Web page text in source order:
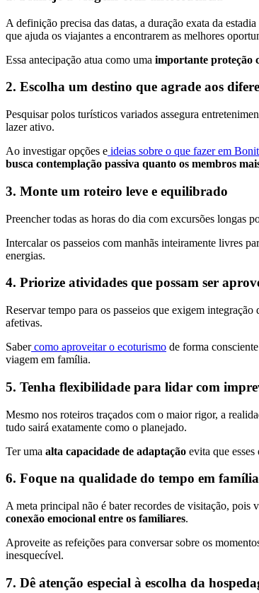
A definição precisa das datas, a duração exata da
que ajuda os viajantes a encontrarem as melhores
Essa antecipação atua como uma importante proteção
2. Escolha um destino que agrade aos
Pesquisar polos turísticos variados assegura
lazer ativo.
Ao investigar opções e ideias sobre o que fazer em
busca contemplação passiva quanto os membros
3. Monte um roteiro leve e equilibrado
Preencher todas as horas do dia com excursões longas
Intercalar os passeios com manhãs inteiramente livres
energias.
4. Priorize atividades que possam ser
Reservar tempo para os passeios que exigem
afetivas.
Sabercomo aproveitar o ecoturismo de forma
viagem em família.
5. Tenha flexibilidade para lidar com
Mesmo nos roteiros traçados com o maior rigor, a
tudo sairá exatamente como o planejado.
Ter uma alta capacidade de adaptação evita que
6. Foque na qualidade do tempo em família
A meta principal não é bater recordes de visitação,
conexão emocional entre os familiares.
Aproveite as refeições para conversar sobre os
inesquecível.
7. Dê atenção especial à escolha da